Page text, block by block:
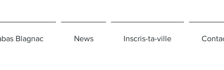
Blagnac News Inscris-ta-ville